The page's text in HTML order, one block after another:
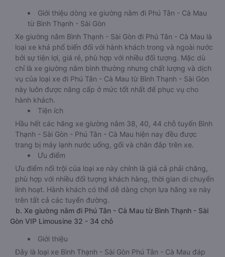
Giới thiệu dòng xe giường nằm đi Phú Tân - Cà Mau
từ Bình Thạnh - Sài Gòn
Xe giường nằm Bình Thạnh - Sài Gòn đi Phú Tân - Cà Mau là
loại xe khá phổ biến đối với hành khách trong và ngoài nước
bởi sự tiện lợi, giá rẻ, phù hợp với nhiều đối tượng. Mặc dù
chỉ là xe giường nằm bình thường nhưng chất lượng và dịch
vụ của loại xe đi Phú Tân - Cà Mau từ Bình Thạnh - Sài Gòn
này luôn được nâng cấp ở mức tốt nhất để phục vụ cho
hành khách.
Tiện ích
Hầu hết các hãng xe giường nằm 38, 40, 44 chỗ tuyến Bình
Thạnh - Sài Gòn - Phú Tân - Cà Mau hiện nay đều được
trang bị máy lạnh nước uống, gối và chăn đắp trên xe.
Ưu điểm
Ưu điểm nổi trội của loại xe này chính là giá cả phải chăng,
phù hợp với nhiều đối tượng khách hàng, thời gian di chuyển
linh hoạt. Hành khách có thể dễ dàng chọn lựa hãng xe này
trên tất cả các tuyến đường.
b. Xe giường nằm đi Phú Tân - Cà Mau từ Bình Thạnh - Sài
Gòn VIP Limousine 32 - 34 chỗ
Giới thiệu
Đây là loại xe Bình Thạnh - Sài Gòn Phú Tân - Cà Mau đáp